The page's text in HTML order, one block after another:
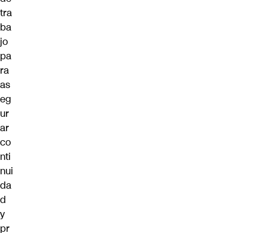
tra
ba
jo
pa
ra
as
eg
ur
ar
co
nti
nui
da
d
y
pr